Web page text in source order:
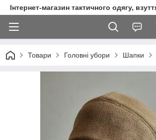
Інтернет-магазин тактичного одягу,
Товари Головні убори Шапки